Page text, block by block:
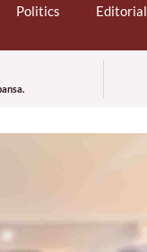
Politics Editorial